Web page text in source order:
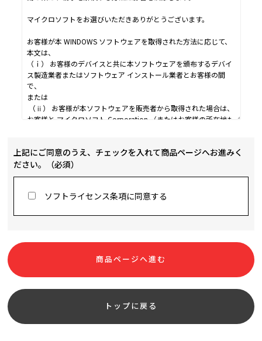
上記にご同意のうえ、チェックを入れて商品ページへお進みく
ださい。
（必須）
ソフトライセンス条項に同意する
トップに戻る